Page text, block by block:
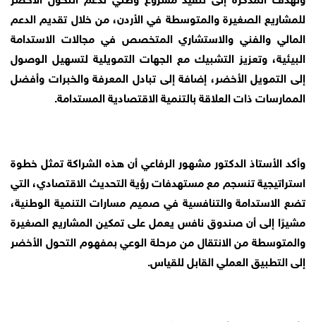
للمشاريع الصغيرة والمتوسطة في الأردن، من خلال تقديم الدعم
المالي والفني والاستشاري المتخصص في مجالات الاستدامة
البيئية، وتعزيز التشبيك مع الجهات التمويلية لتسهيل الوصول
إلى التمويل الأخضر، إضافة إلى تبادل المعرفة والخبرات وأفضل
الممارسات ذات العلاقة بالتنمية الاقتصادية المستدامة.
وأكد الأستاذ الدكتور مشهور الرفاعي أن هذه الشراكة تمثل خطوة
استراتيجية تنسجم مع مستهدفات رؤية التحديث الاقتصادي، التي
تضع الاستدامة والتنافسية في صميم مسارات التنمية الوطنية،
مشيرًا إلى أن صندوق نافس يعمل على تمكين المشاريع الصغيرة
والمتوسطة من الانتقال من مرحلة الوعي بمفهوم التحول الأخضر
إلى التطبيق العملي القابل للقياس.